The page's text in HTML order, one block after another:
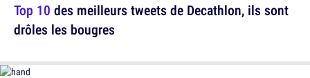
Top 10 des meilleurs tweets de Decathlon, ils sont
drôles les bougres